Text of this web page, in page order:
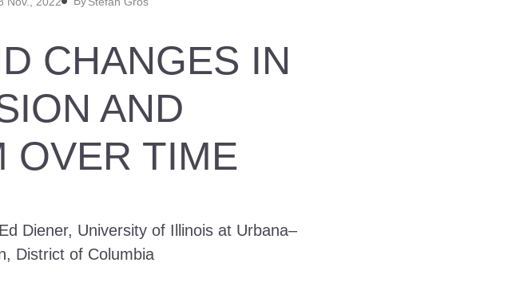
CHANGES IN
AND
OVER TIME
Diener, University of Illinois at Urbana–
District of Columbia